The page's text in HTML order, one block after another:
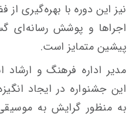
نیز این دوره با بهره‌گیری
اجراها و پوشش رسانه‌ای
پیشین متمایز است.
مدیر اداره فرهنگ و ارشاد
این جشنواره در ایجاد
به منظور گرایش به